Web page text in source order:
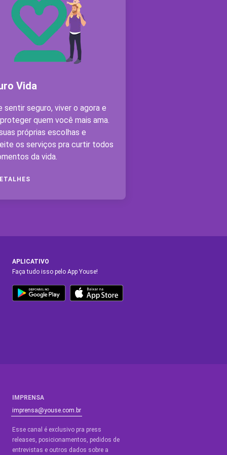
Vida
sentir seguro, viver o agora e
quem você mais ama.
próprias escolhas e
os serviços pra curtir todos
da vida.
APLICATIVO
Faça tudo isso pelo App Youse!
IMPRENSA
imprensa@youse.com.br
Esse canal é exclusivo pra press
releases, posicionamentos, pedidos de
entrevistas e outros dados sobre a